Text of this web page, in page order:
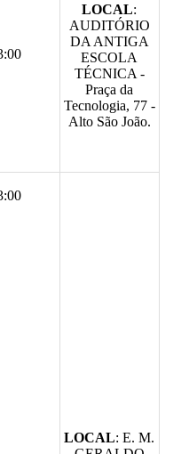
LOCAL:
AUDITÓRIO
DA ANTIGA
ESCOLA
TÉCNICA -
Praça da
Tecnologia, 77 -
Alto São João.
LOCAL: E. M.